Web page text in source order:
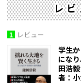
レ
1 レビュー
学生
にな
田浩
者：小